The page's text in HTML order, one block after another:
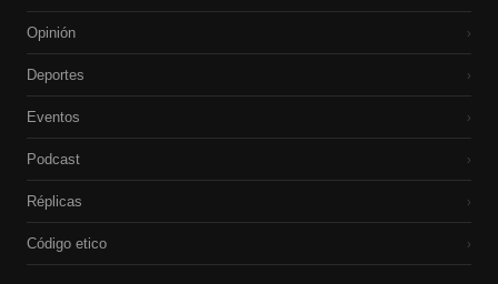
Opinión ›
Deportes ›
Eventos ›
Podcast ›
Réplicas ›
Código etico ›